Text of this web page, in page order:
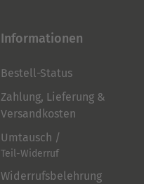
Informationen
Bestell-Status
Zahlung, Lieferung &
Versandkosten
Umtausch /
Teil-Widerruf
Widerrufsbelehrung